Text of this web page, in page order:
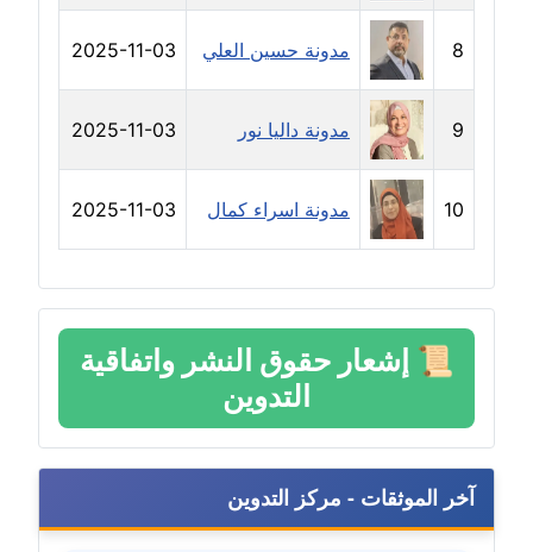
مدونة سعاد سيد
عاملة
مدونة سعيد زعلوك
معلق
مدونة سلوى بدران
عاملة
مدونة سلوي جلال
عاملة
مدونة سلوى محمود
عاملة
8 مدونة حسين العلي 2025-11-03
9 مدونة داليا نور 2025-11-03
10 مدونة اسراء كمال 2025-11-03
📜 إشعار حقوق النشر واتفاقية
التدوين
آخر الموثقات - مركز التدوين